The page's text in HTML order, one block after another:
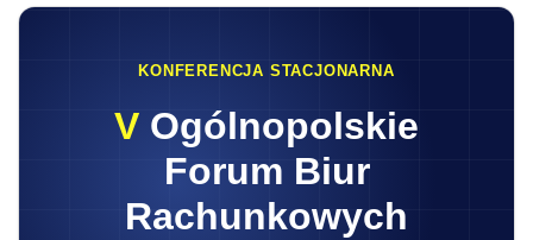
KONFERENCJA STACJONARNA
V Ogólnopolskie
Forum Biur
Rachunkowych